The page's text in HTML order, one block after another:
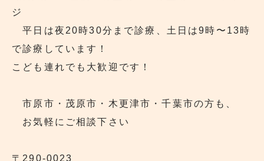
ジ
平日は夜20時30分まで診療、土日は9時〜13時
で診療しています！
こども連れでも大歓迎です！
市原市・茂原市・木更津市・千葉市の方も、
お気軽にご相談下さい
〒290‐0023